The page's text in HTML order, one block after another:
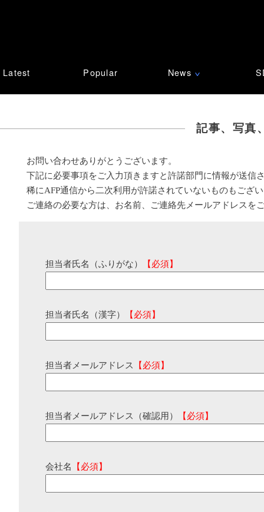
Latest Popular News ∨
記事、写真
お問い合わせありがとうございます。
下記に必要事項をご入力頂きますと許諾部門に情報が送信
稀にAFP通信から二次利用が許諾されていないものもござ
ご連絡の必要な方は、お名前、ご連絡先メールアドレスを
担当者氏名（ふりがな） 【必須】
担当者氏名（漢字） 【必須】
担当者メールアドレス 【必須】
担当者メールアドレス（確認用） 【必須】
会社名 【必須】